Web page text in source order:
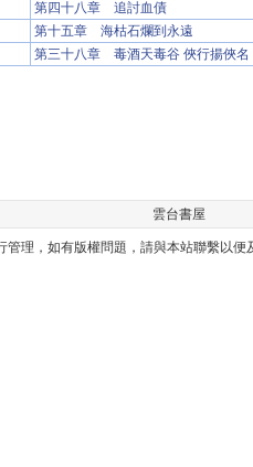
第四十八章 追討血債
第十五章 海枯石爛到永遠
第三十八章 毒酒天毒谷 俠行揚俠名
雲台書屋
管理，如有版權問題，請與本站聯繫以